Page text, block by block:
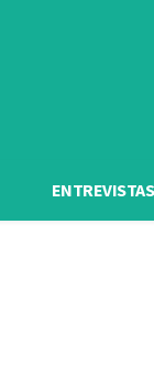
ENTREVISTAS